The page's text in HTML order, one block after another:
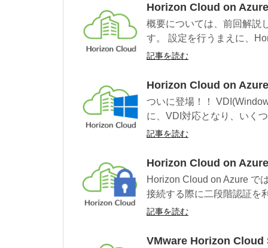
Horizon Cloud on
概要については、前回解説
す。 設定を行うまえに、
記事を読む
Horizon Cloud on
ついに登場！！
に、VDI対応となり、いく
記事を読む
Horizon Cloud on
Horizon Cloud on Azure で
接続する際に二段階認証を
記事を読む
VMware Horizon Cloud